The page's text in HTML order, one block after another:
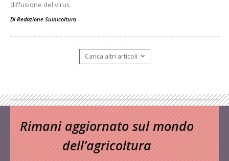
diffusione del virus
Di Redazione Suinicoltura -
Carica altri articoli
Rimani aggiornato sul mondo
dell’agricoltura